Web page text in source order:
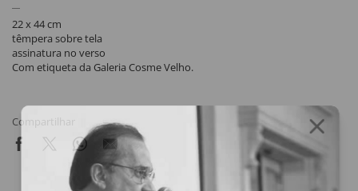
22 x 44 cm
têmpera sobre tela
assinatura no verso
Com etiqueta da Galeria Cosme Velho.
Compartilhar